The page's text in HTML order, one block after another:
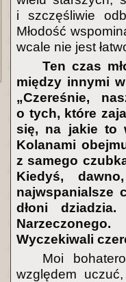
i szczęśliwie
Młodość
wcale nie jest
Ten czas
między innymi
„Czereśnie,
o tych, które
się, na jakie to
Kolanami
z samego
Kiedyś,
najwspanialsze
dłoni
Wyczekiwali
Moi
względem